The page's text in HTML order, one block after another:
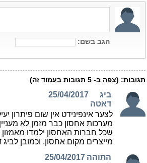
הגב בשם:
תגובות: (צפה ב- 5 תגובות בעמוד זה)
ביג
דאטה
25/04/2017
לצער אינפינידט אין שום פיתרון
מערכות אחסון כבר מזמן לא
שכל חברות האחסון ילמדו מאמזון
מייצרים מקום אחסון. וכמובן
התוהה 25/04/2017